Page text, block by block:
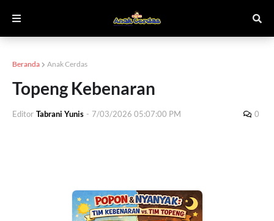
Beranda Anak Cerdas
Topeng Kebenaran
Editor Tabrani Yunis - 7/03/2026 05:07:00 PM 0